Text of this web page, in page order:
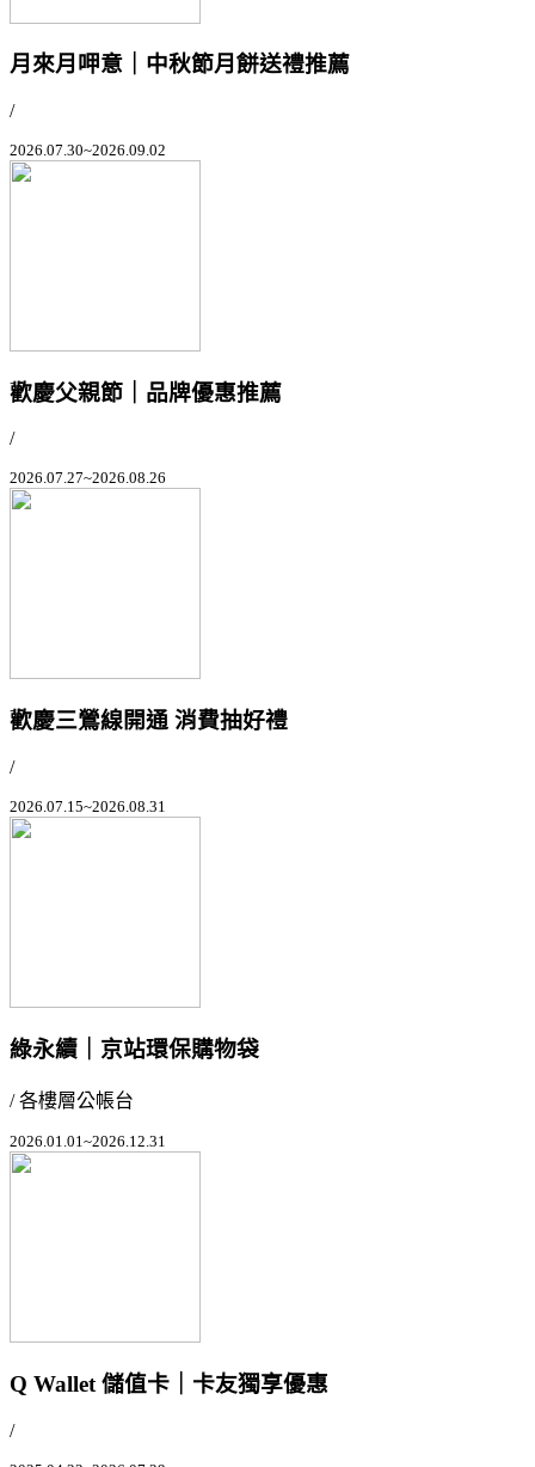
月來月呷意｜中秋節月餅送禮推薦
/
2026.07.30~2026.09.02
歡慶父親節｜品牌優惠推薦
/
2026.07.27~2026.08.26
歡慶三鶯線開通 消費抽好禮
/
2026.07.15~2026.08.31
綠永續｜京站環保購物袋
/ 各樓層公帳台
2026.01.01~2026.12.31
Q Wallet 儲值卡｜卡友獨享優惠
/